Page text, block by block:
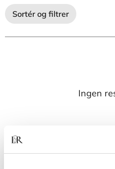
Sortér og filtrer
Ingen